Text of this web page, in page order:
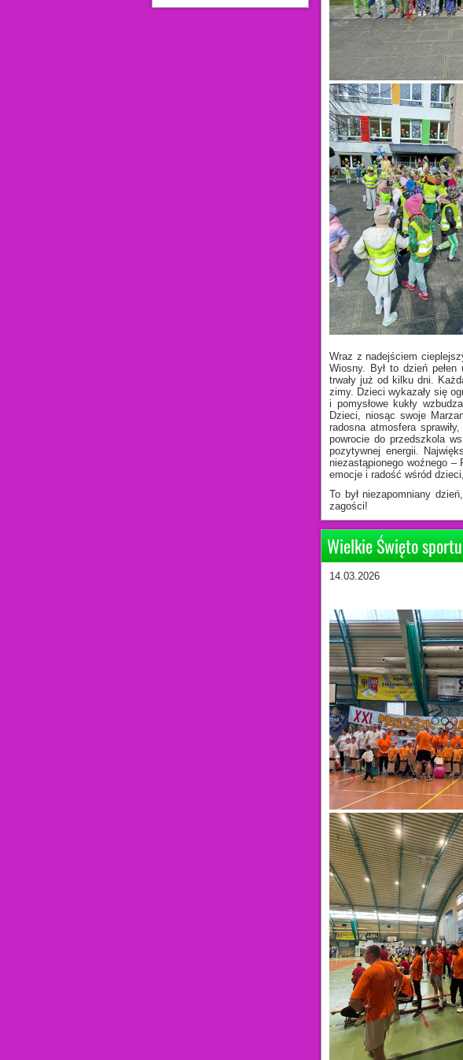
Wraz z nadejściem
Wiosny. Był to dzień
trwały już od kilku dni.
zimy. Dzieci wykazały się
i pomysłowe kukły
Dzieci, niosąc swoje
radosna atmosfera
powrocie do przedszkola
pozytywnej energii.
niezastąpionego woźnego –
emocje i radość wśród
To był niezapomniany
zagości!
Wielkie Święto
14.03.2026